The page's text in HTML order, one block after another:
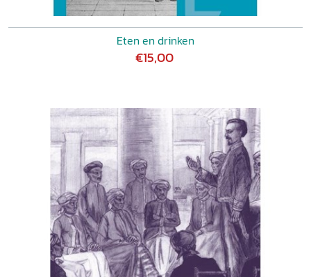
Eten en drinken
€15,00